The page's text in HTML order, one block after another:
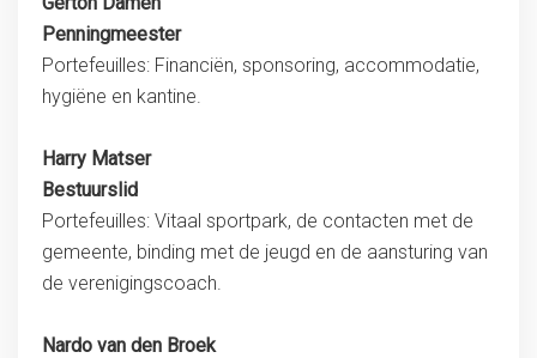
Penningmeester
Portefeuilles: Financiën, sponsoring, accommodatie,
hygiëne en kantine.
Harry Matser
Bestuurslid
Portefeuilles: Vitaal sportpark, de contacten met de
gemeente, binding met de jeugd en de aansturing van
de verenigingscoach.
Nardo van den Broek